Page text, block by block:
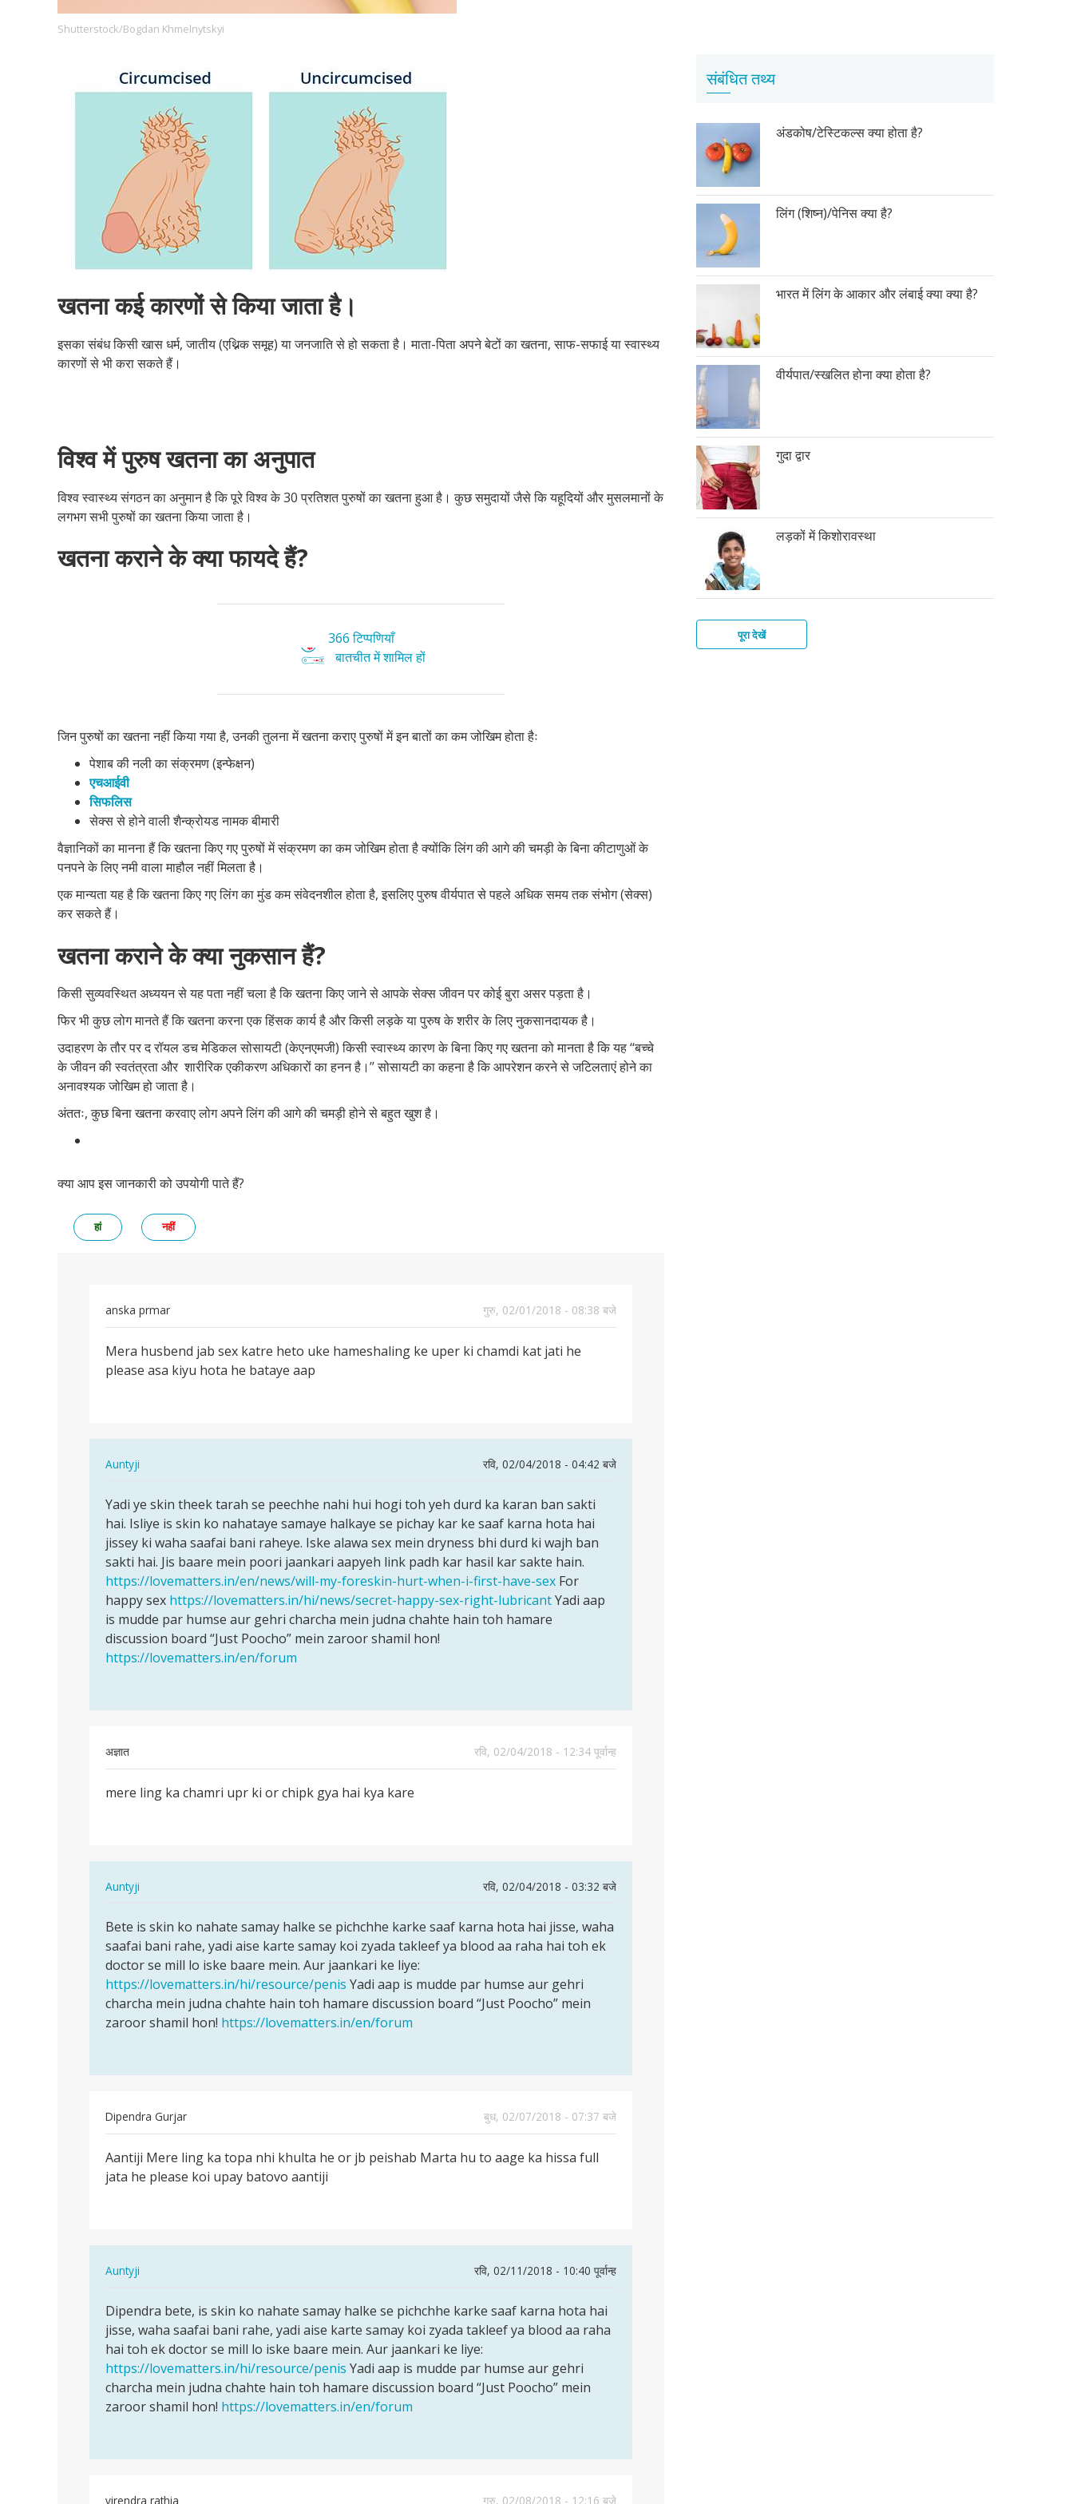
Company
Just Poocho संपर्क करें
Shutterstock/Bogdan Khmelnytskyi
खतना कई कारणों से किया जाता है।
इसका संबंध किसी खास धर्म, जातीय (एथ्निक समूह) या जनजाति से हो सकता है। माता-पिता अपने बेटों का खतना, साफ-सफाई या स्वास्थ्य
कारणों से भी करा सकते हैं।
विश्व में पुरुष खतना का अनुपात
विश्व स्वास्थ्य संगठन का अनुमान है कि पूरे विश्व के 30 प्रतिशत पुरुषों का खतना हुआ है। कुछ समुदायों जैसे कि यहूदियों और मुसलमानों के
लगभग सभी पुरुषों का खतना किया जाता है।
खतना कराने के क्या फायदे हैं?
366 टिप्पणियाँ
बातचीत में शामिल हों
जिन पुरुषों का खतना नहीं किया गया है, उनकी तुलना में खतना कराए पुरुषों में इन बातों का कम जोखिम होता हैः
पेशाब की नली का संक्रमण (इन्फेक्षन)
एचआईवी
सिफलिस
सेक्स से होने वाली शैन्क्रोयड नामक बीमारी
वैज्ञानिकों का मानना हैं कि खतना किए गए पुरुषों में संक्रमण का कम जोखिम होता है क्योंकि लिंग की आगे की चमड़ी के बिना कीटाणुओं के
पनपने के लिए नमी वाला माहौल नहीं मिलता है।
एक मान्यता यह है कि खतना किए गए लिंग का मुंड कम संवेदनशील होता है, इसलिए पुरुष वीर्यपात से पहले अधिक समय तक संभोग (सेक्स)
कर सकते हैं।
खतना कराने के क्या नुकसान हैं?
किसी सुव्यवस्थित अध्ययन से यह पता नहीं चला है कि खतना किए जाने से आपके सेक्स जीवन पर कोई बुरा असर पड़ता है।
फिर भी कुछ लोग मानते हैं कि खतना करना एक हिंसक कार्य है और किसी लड़के या पुरुष के शरीर के लिए नुकसानदायक है।
उदाहरण के तौर पर द रॉयल डच मेडिकल सोसायटी (केएनएमजी) किसी स्वास्थ्य कारण के बिना किए गए खतना को मानता है कि यह ‘‘बच्चे
के जीवन की स्वतंत्रता और शारीरिक एकीकरण अधिकारों का हनन है।’’ सोसायटी का कहना है कि आपरेशन करने से जटिलताएं होने का
अनावश्यक जोखिम हो जाता है।
अंततः, कुछ बिना खतना करवाए लोग अपने लिंग की आगे की चमड़ी होने से बहुत खुश है।
क्या आप इस जानकारी को उपयोगी पाते हैं?
हां नहीं
anska prmar
गुरु, 02/01/2018 - 08:38 बजे
Mera
husbend
Mera husbend jab sex katre heto uke hameshaling ke uper ki chamdi kat jati he
please asa kiyu hota he bataye aap
Auntyji
रवि, 02/04/2018 - 04:42 बजे
to
Mera
husbend
jab
sex
katre…
by
anska
prmar
Yadi
ye
skin
theek
tarah
se…
Yadi ye skin theek tarah se peechhe nahi hui hogi toh yeh durd ka karan ban sakti
hai. Isliye is skin ko nahataye samaye halkaye se pichay kar ke saaf karna hota hai
jissey ki waha saafai bani raheye. Iske alawa sex mein dryness bhi durd ki wajh ban
sakti hai. Jis baare mein poori jaankari aapyeh link padh kar hasil kar sakte hain.
https://lovematters.in/en/news/will-my-foreskin-hurt-when-i-first-have-sex For
happy sex https://lovematters.in/hi/news/secret-happy-sex-right-lubricantYadi aap
is mudde par humse aur gehri charcha mein judna chahte hain toh hamare
discussion board “Just Poocho” mein zaroor shamil hon!
https://lovematters.in/en/forum
अज्ञात
रवि, 02/04/2018 - 12:34 पूर्वान्ह
mere
ki…
mere ling ka chamri upr ki or chipk gya hai kya kare
Auntyji
रवि, 02/04/2018 - 03:32 बजे
to
mere
ling
ka
chamri
upr
अज्ञात
Bete
is
skin
ko
nahate
samay…
Bete is skin ko nahate samay halke se pichchhe karke saaf karna hota hai jisse, waha
saafai bani rahe, yadi aise karte samay koi zyada takleef ya blood aa raha hai toh ek
doctor se mill lo iske baare mein. Aur jaankari ke liye:
https://lovematters.in/hi/resource/penis Yadi aap is mudde par humse aur gehri
charcha mein judna chahte hain toh hamare discussion board “Just Poocho” mein
zaroor shamil hon! https://lovematters.in/en/forum
Dipendra Gurjar
बुध, 02/07/2018 - 07:37 बजे
Aantiji
…
Aantiji Mere ling ka topa nhi khulta he or jb peishab Marta hu to aage ka hissa full
jata he please koi upay batovo aantiji
Auntyji
रवि, 02/11/2018 - 10:40 पूर्वान्ह
to
Aantiji
…
by
Dipendra
Gurjar
Dipendra
bete,
is
skin
ko…
Dipendra bete, is skin ko nahate samay halke se pichchhe karke saaf karna hota hai
jisse, waha saafai bani rahe, yadi aise karte samay koi zyada takleef ya blood aa raha
hai toh ek doctor se mill lo iske baare mein. Aur jaankari ke liye:
https://lovematters.in/hi/resource/penis Yadi aap is mudde par humse aur gehri
charcha mein judna chahte hain toh hamare discussion board “Just Poocho” mein
zaroor shamil hon! https://lovematters.in/en/forum
virendra rathia गुरु, 02/08/2018 - 12:16 बजे
संबंधित तथ्य
अंडकोष/टेस्टिकल्स क्या होता है?
लिंग (शिष्न)/पेनिस क्या है?
भारत में लिंग के आकार और लंबाई क्या क्या है?
वीर्यपात/स्खलित होना क्या होता है?
गुदा द्वार
लड़कों में किशोरावस्था
पूरा देखें